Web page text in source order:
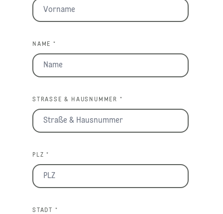
NAME *
STRASSE & HAUSNUMMER *
PLZ *
STADT *